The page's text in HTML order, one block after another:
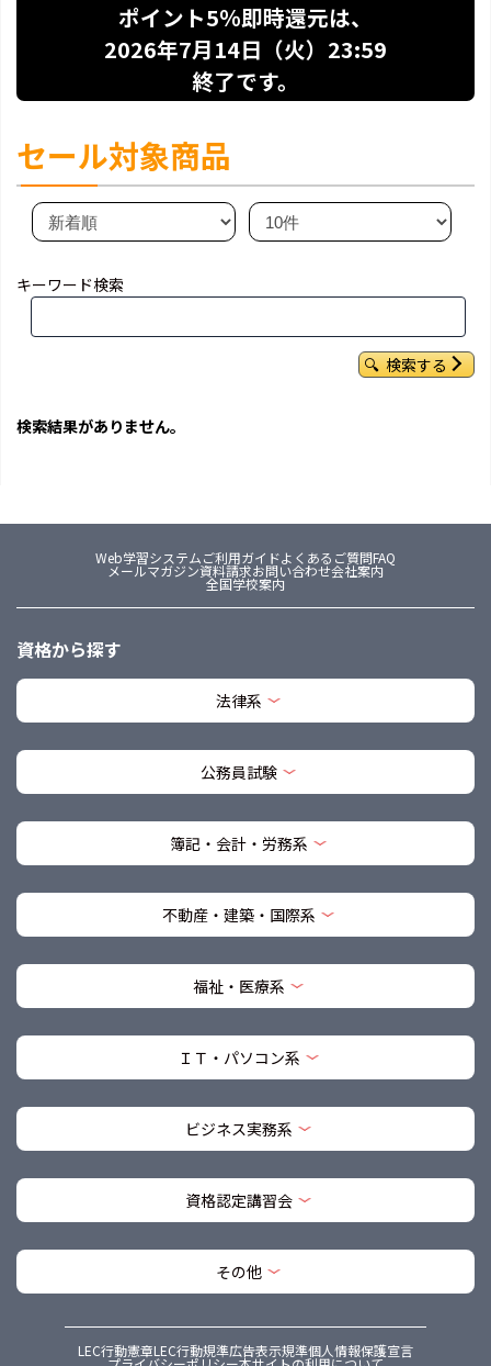
ポイント5％即時還元は、
2026年7月14日（火）23:59
終了です。
セール対象商品
キーワード検索
検索する
検索結果がありません。
Web学習システムご利用ガイドよくあるご質問FAQ
メールマガジン資料請求お問い合わせ会社案内
全国学校案内
資格から探す
法律系
公務員試験
簿記・会計・労務系
不動産・建築・国際系
福祉・医療系
ＩＴ・パソコン系
ビジネス実務系
資格認定講習会
その他
LEC行動憲章LEC行動規準広告表示規準個人情報保護宣言